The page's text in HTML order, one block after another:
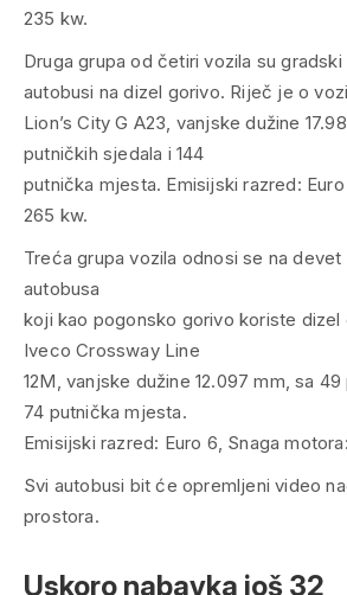
235 kw.
Druga grupa od četiri vozila su
autobusi na dizel gorivo. Riječ je o
Lion’s City G A23, vanjske dužine
putničkih sjedala i 144
putnička mjesta. Emisijski razred:
265 kw.
Treća grupa vozila odnosi se na
autobusa
koji kao pogonsko gorivo koriste dizel
Iveco Crossway Line
12M, vanjske dužine 12.097 mm, sa
74 putnička mjesta.
Emisijski razred: Euro 6, Snaga
Svi autobusi bit će opremljeni video
prostora.
Uskoro nabavka još 32